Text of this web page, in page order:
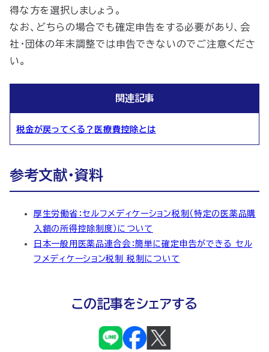
得な方を選択しましょう。
なお、どちらの場合でも確定申告をする必要があり、会
社・団体の年末調整では申告できないのでご注意くださ
い。
関連記事
税金が戻ってくる？医療費控除とは
参考文献・資料
厚生労働省：セルフメディケーション税制（特定の医薬品購
入額の所得控除制度）について
日本一般用医薬品連合会：簡単に確定申告ができる セル
フメディケーション税制 税制について
この記事をシェアする